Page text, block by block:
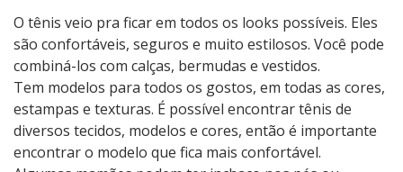
O tênis veio pra ficar em todos os looks possíveis. Eles
são confortáveis, seguros e muito estilosos. Você pode
combiná-los com calças, bermudas e vestidos.
Tem modelos para todos os gostos, em todas as cores,
estampas e texturas. É possível encontrar tênis de
diversos tecidos, modelos e cores, então é importante
encontrar o modelo que fica mais confortável.